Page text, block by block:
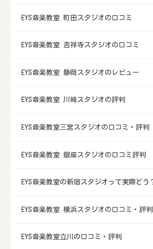
EYS音楽教室 町田スタジオの口コミ
EYS音楽教室 吉祥寺スタジオの口コミ
EYS音楽教室 静岡スタジオのレビュー
EYS音楽教室 川崎スタジオの評判
EYS音楽教室三宮スタジオの口コミ・評判
EYS音楽教室 銀座スタジオの口コミ評判
EYS音楽教室の新宿スタジオって実際どう
EYS音楽教室 横浜スタジオの口コミ・評判
EYS音楽教室立川の口コミ・評判